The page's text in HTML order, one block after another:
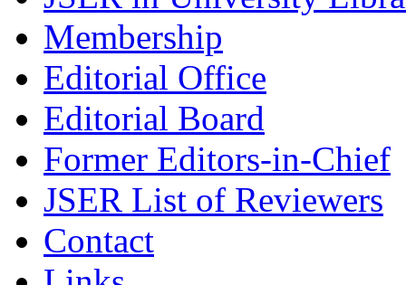
Membership
Editorial Office
Editorial Board
Former Editors-in-Chief
JSER List of Reviewers
Contact